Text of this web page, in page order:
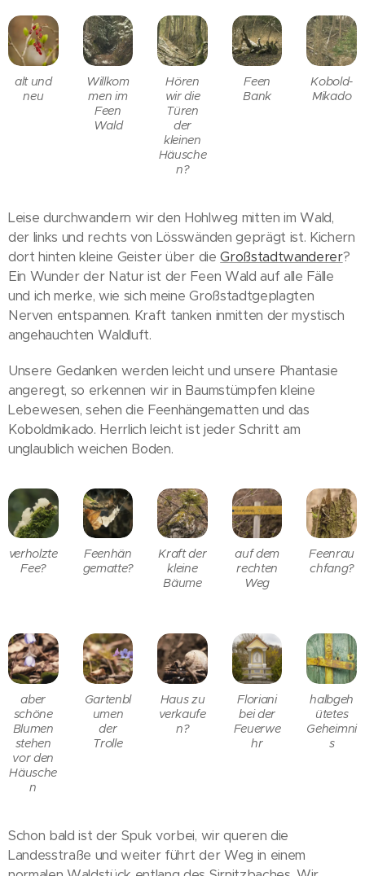
alt und
neu
Willkom
men im
Feen
Wald
Hören
wir die
Türen
der
kleinen
Häusche
n?
Feen
Bank
Kobold-
Mikado
Leise durchwandern wir den Hohlweg mitten im Wald,
der links und rechts von Lösswänden geprägt ist. Kichern
dort hinten kleine Geister über dieGroßstadtwanderer?
Ein Wunder der Natur ist der Feen Wald auf alle Fälle
und ich merke, wie sich meine Großstadtgeplagten
Nerven entspannen. Kraft tanken inmitten der mystisch
angehauchten Waldluft.
Unsere Gedanken werden leicht und unsere Phantasie
angeregt, so erkennen wir in Baumstümpfen kleine
Lebewesen, sehen die Feenhängematten und das
Koboldmikado. Herrlich leicht ist jeder Schritt am
unglaublich weichen Boden.
verholzte
Fee?
Feenhän
gematte?
Kraft der
kleine
Bäume
auf dem
rechten
Weg
Feenrau
chfang?
aber
schöne
Blumen
stehen
vor den
Häusche
n
Gartenbl
umen
der
Trolle
Haus zu
verkaufe
n?
Floriani
bei der
Feuerwe
hr
halbgeh
ütetes
Geheimni
s
Schon bald ist der Spuk vorbei, wir queren die
Landesstraße und weiter führt der Weg in einem